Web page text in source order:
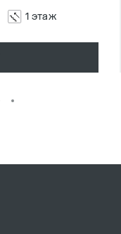
1 этаж